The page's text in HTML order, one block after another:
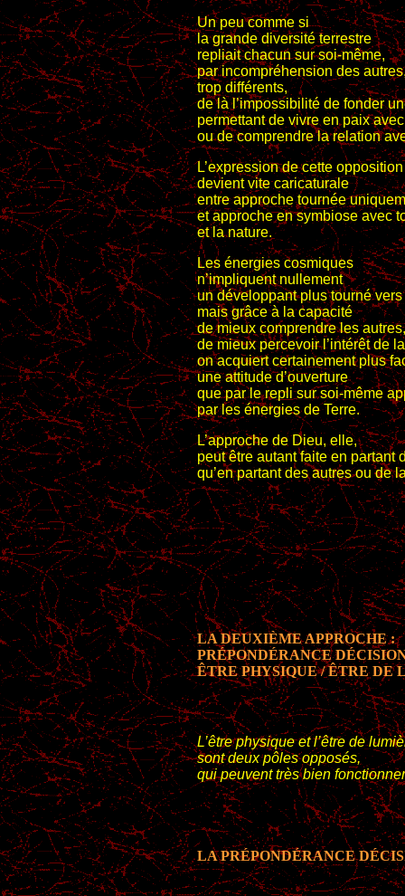
Un peu comme si
la grande diversité terrestre
repliait chacun sur soi-même,
par incompréhension des
trop différents,
de là l’impossibilité de fonder
permettant de vivre en paix
ou de comprendre la relation
L’expression de cette opposition
devient vite caricaturale
entre approche tournée
et approche en symbiose avec
et la nature.
Les énergies cosmiques
n’impliquent nullement
un développant plus tourné
mais grâce à la capacité
de mieux comprendre les autres,
de mieux percevoir l’intérêt de
on acquiert certainement plus
une attitude d’ouverture
que par le repli sur soi-même
par les énergies de Terre.
L’approche de Dieu, elle,
peut être autant faite en partant
qu’en partant des autres ou de
LA DEUXIÈME APPROCHE :
PRÉPONDÉRANCE
ÊTRE PHYSIQUE / ÊTRE DE
L’être physique et l’être de
sont deux pôles opposés,
qui peuvent très bien
LA PRÉPONDÉRANCE